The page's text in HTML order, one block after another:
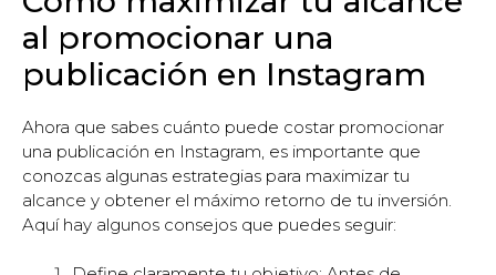
al promocionar una
publicación en Instagram
Ahora que sabes cuánto puede costar promocionar
una publicación en Instagram, es importante que
conozcas algunas estrategias para maximizar tu
alcance y obtener el máximo retorno de tu inversión.
Aquí hay algunos consejos que puedes seguir: